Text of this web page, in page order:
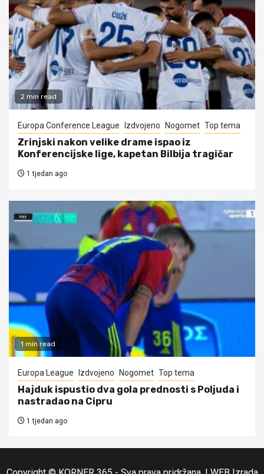
2 min read
Europa Conference League Izdvojeno Nogomet Top tema
Zrinjski nakon velike drame ispao iz
Konferencijske lige, kapetan Bilbija tragičar
1 tjedan ago
1 min read
Europa League Izdvojeno Nogomet Top tema
Hajduk ispustio dva gola prednosti s Poljuda i
nastradao na Cipru
1 tjedan ago